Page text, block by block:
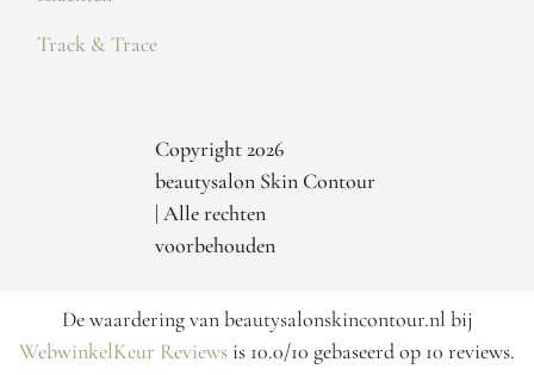
Track & Trace
Copyright 2026
beautysalon Skin Contour
| Alle rechten
voorbehouden
De waardering van beautysalonskincontour.nl bij
WebwinkelKeur Reviews is 10.0/10 gebaseerd op 10 reviews.